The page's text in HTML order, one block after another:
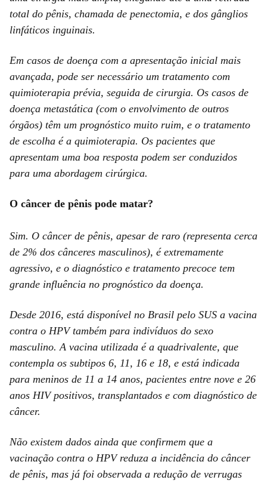
total do pênis, chamada de penectomia, e dos gânglios
linfáticos inguinais.
Em casos de doença com a apresentação inicial mais
avançada, pode ser necessário um tratamento com
quimioterapia prévia, seguida de cirurgia. Os casos de
doença metastática (com o envolvimento de outros
órgãos) têm um prognóstico muito ruim, e o tratamento
de escolha é a quimioterapia. Os pacientes que
apresentam uma boa resposta podem ser conduzidos
para uma abordagem cirúrgica.
O câncer de pênis pode matar?
Sim. O câncer de pênis, apesar de raro (representa cerca
de 2% dos cânceres masculinos), é extremamente
agressivo, e o diagnóstico e tratamento precoce tem
grande influência no prognóstico da doença.
Desde 2016, está disponível no Brasil pelo SUS a vacina
contra o HPV também para indivíduos do sexo
masculino. A vacina utilizada é a quadrivalente, que
contempla os subtipos 6, 11, 16 e 18, e está indicada
para meninos de 11 a 14 anos, pacientes entre nove e 26
anos HIV positivos, transplantados e com diagnóstico de
câncer.
Não existem dados ainda que confirmem que a
vacinação contra o HPV reduza a incidência do câncer
de pênis, mas já foi observada a redução de verrugas